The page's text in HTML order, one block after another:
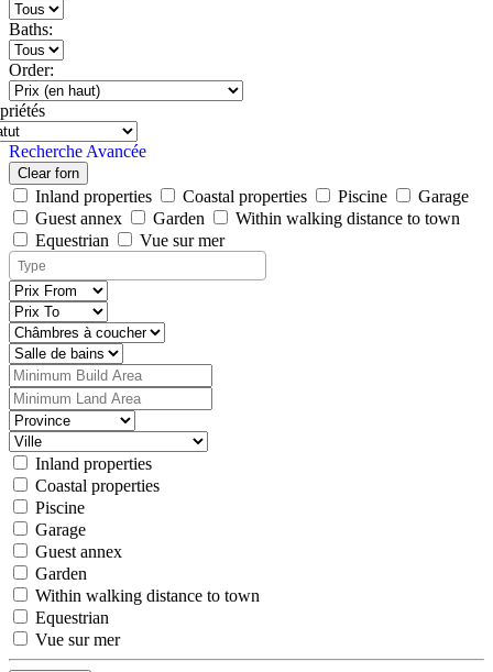
Baths:
Order:
Recherche Avancée
Clear forn
Inland properties Coastal properties Piscine
Garage
Guest annex
Garden
Within walking distance to town
Equestrian
Vue sur mer
Inland properties
Coastal properties
Piscine
Garage
Guest annex
Garden
Within walking distance to town
Equestrian
Vue sur mer